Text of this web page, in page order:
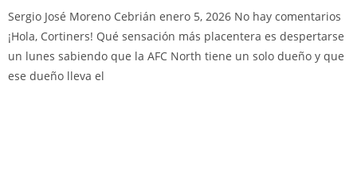
Sergio José Moreno Cebrián enero 5, 2026 No hay comentarios
¡Hola, Cortiners! Qué sensación más placentera es despertarse
un lunes sabiendo que la AFC North tiene un solo dueño y que
ese dueño lleva el